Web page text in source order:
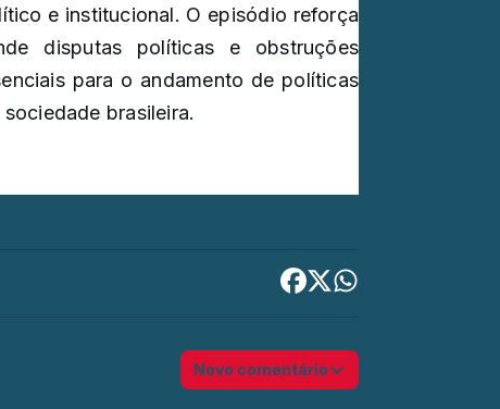
e institucional. O episódio reforça
disputas políticas e obstruções
para o andamento de políticas
brasileira.
Novo comentário